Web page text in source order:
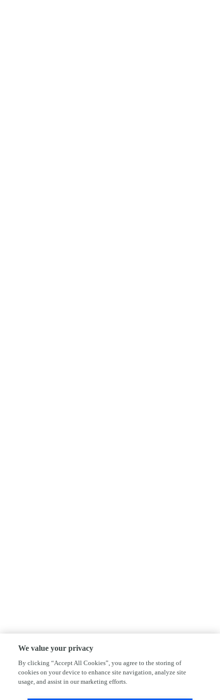
We value your privacy
By clicking “Accept All Cookies”, you agree to the storing of
cookies on your device to enhance site navigation, analyze site
usage, and assist in our marketing efforts.